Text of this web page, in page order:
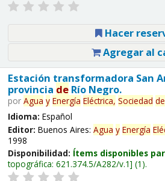
Hacer
Agregar al
Estación transformadora San
provincia deRío Negro.
por Agua y Energía Eléctrica, Sociedad de
Idioma: Español
Editor: Buenos Aires: Agua y Energía
1998
Disponibilidad: Ítems disponibles
topográfica: 621.374.5/A282/v.1 (1).